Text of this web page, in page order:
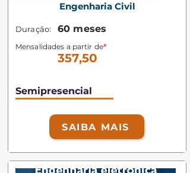
Engenharia Civil
Duração: 60 meses
Mensalidades a partir de*
357,50
Semipresencial
SAIBA MAIS